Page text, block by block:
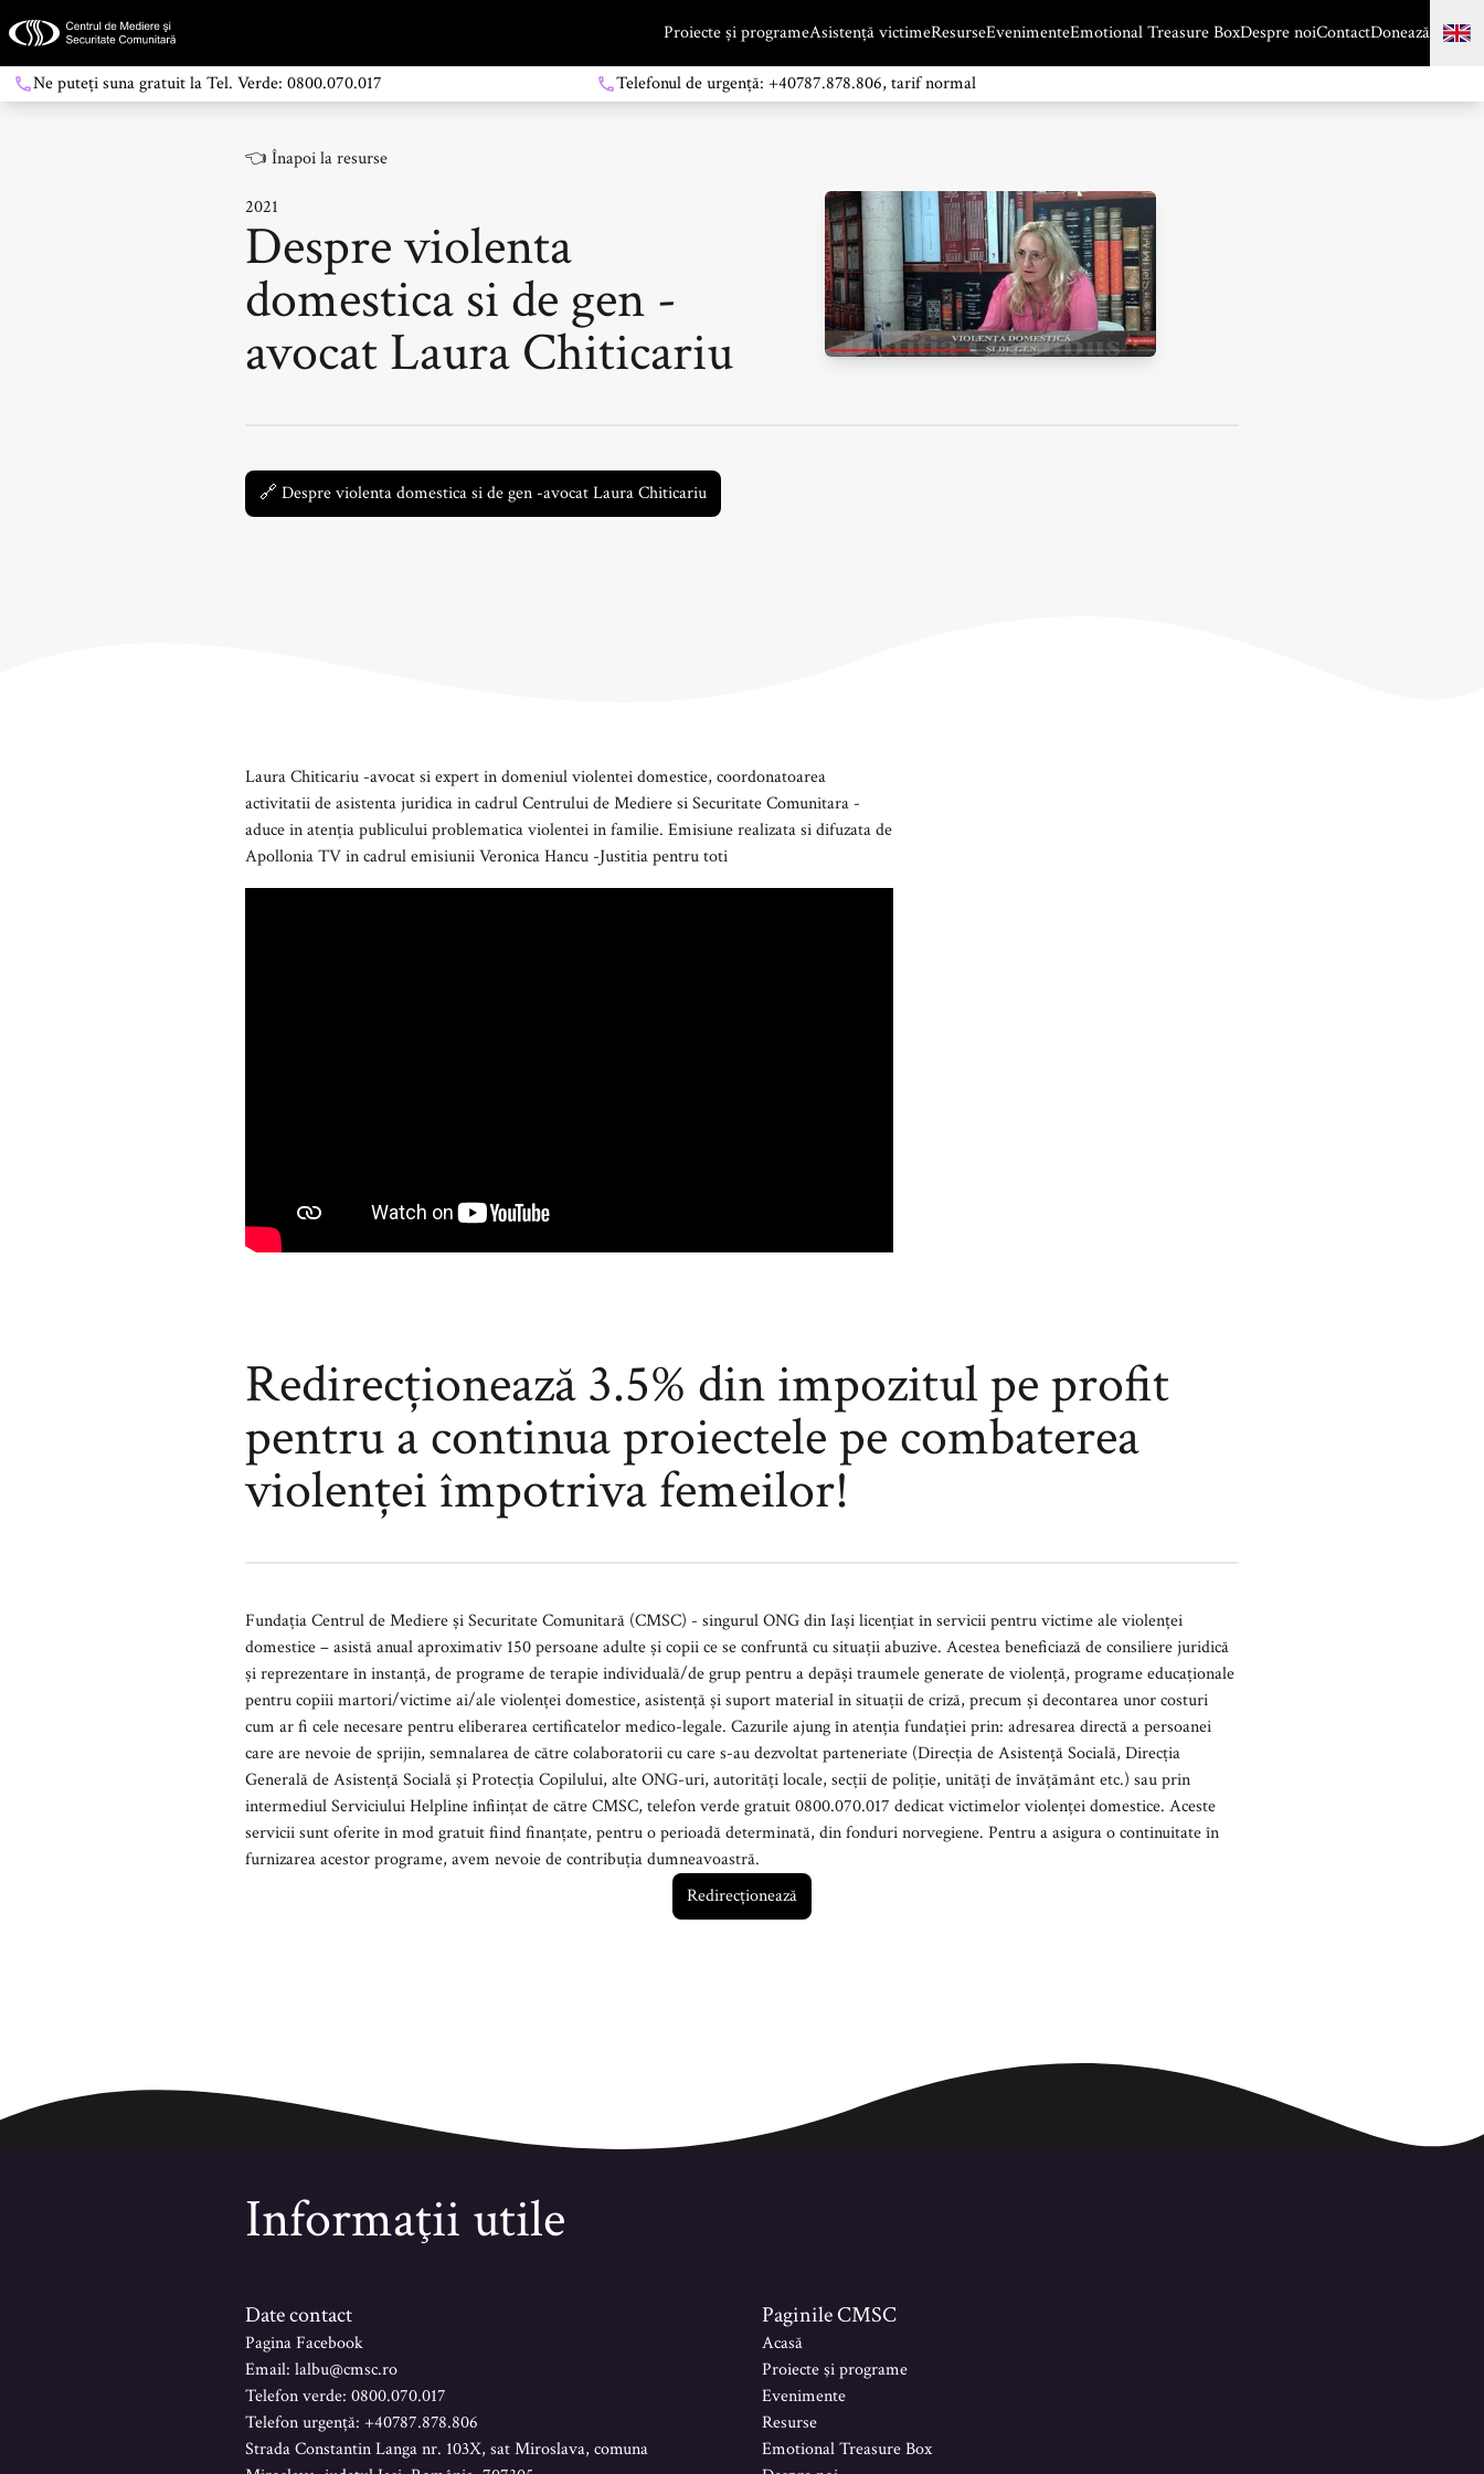
Proiecte și programeAsistență victimeResurseEvenimenteEmotional Treasure BoxDespre noiContactDonează
Ne puteți suna gratuit la Tel. Verde: 0800.070.017 Telefonul de urgență: +40787.878.806, tarif normal
👈 Înapoi la resurse
2021
Despre violenta
domestica si de gen -
avocat Laura Chiticariu
🔗 Despre violenta domestica si de gen -avocat Laura Chiticariu
Laura Chiticariu -avocat si expert in domeniul violentei domestice, coordonatoarea
activitatii de asistenta juridica in cadrul Centrului de Mediere si Securitate Comunitara -
aduce in atenția publicului problematica violentei in familie. Emisiune realizata si difuzata de
Apollonia TV in cadrul emisiunii Veronica Hancu -Justitia pentru toti
Redirecționează 3.5% din impozitul pe profit
pentru a continua proiectele pe combaterea
violenței împotriva femeilor!
Fundația Centrul de Mediere și Securitate Comunitară (CMSC) - singurul ONG din Iași licențiat în servicii pentru victime ale violenței
domestice – asistă anual aproximativ 150 persoane adulte și copii ce se confruntă cu situații abuzive. Acestea beneficiază de consiliere juridică
și reprezentare în instanță, de programe de terapie individuală/de grup pentru a depăși traumele generate de violență, programe educaționale
pentru copiii martori/victime ai/ale violenței domestice, asistență și suport material în situații de criză, precum și decontarea unor costuri
cum ar fi cele necesare pentru eliberarea certificatelor medico-legale. Cazurile ajung în atenția fundației prin: adresarea directă a persoanei
care are nevoie de sprijin, semnalarea de către colaboratorii cu care s-au dezvoltat parteneriate (Direcția de Asistență Socială, Direcția
Generală de Asistență Socială și Protecția Copilului, alte ONG-uri, autorități locale, secții de poliție, unități de învățământ etc.) sau prin
intermediul Serviciului Helpline înființat de către CMSC, telefon verde gratuit 0800.070.017 dedicat victimelor violenței domestice. Aceste
servicii sunt oferite în mod gratuit fiind finanțate, pentru o perioadă determinată, din fonduri norvegiene. Pentru a asigura o continuitate în
furnizarea acestor programe, avem nevoie de contribuția dumneavoastră.
Redirecționează
Informaţii utile
Date contact
Pagina Facebook
Email: lalbu@cmsc.ro
Telefon verde: 0800.070.017
Telefon urgență: +40787.878.806
Strada Constantin Langa nr. 103X, sat Miroslava, comuna
Paginile CMSC
Acasă
Proiecte şi programe
Evenimente
Resurse
Emotional Treasure Box